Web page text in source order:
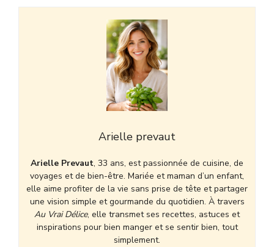
Arielle prevaut
Arielle Prevaut, 33 ans, est passionnée de cuisine, de
voyages et de bien-être. Mariée et maman d’un enfant,
elle aime profiter de la vie sans prise de tête et partager
une vision simple et gourmande du quotidien. À travers
Au Vrai Délice, elle transmet ses recettes, astuces et
inspirations pour bien manger et se sentir bien, tout
simplement.